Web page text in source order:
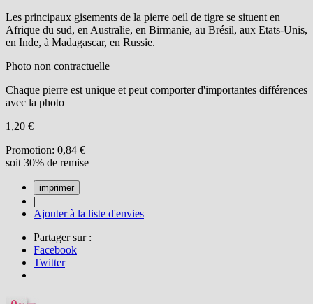
Les principaux gisements de la pierre oeil de tigre se situent en
Afrique du sud, en Australie, en Birmanie, au Brésil, aux Etats-Unis,
en Inde, à Madagascar, en Russie.
Photo non contractuelle
Chaque pierre est unique et peut comporter d'importantes différences
avec la photo
1,20 €
Promotion: 0,84 €
soit 30% de remise
|
Ajouter à la liste d'envies
Partager sur :
Facebook
Twitter